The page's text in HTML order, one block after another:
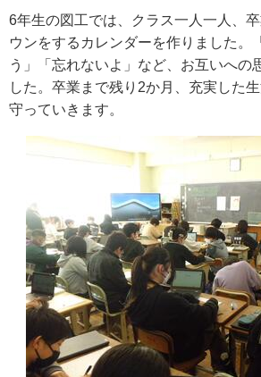
6年生の図工では、クラス一人一人、
ウンをするカレンダーを作りました。
う」「忘れないよ」など、お互いへの
した。卒業まで残り2か月、充実した
守っていきます。